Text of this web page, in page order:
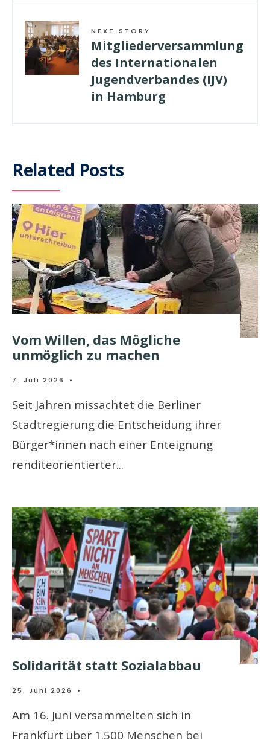
NEXT STORY
Mitgliederversammlung
des Internationalen
Jugendverbandes (IJV)
in Hamburg
Related Posts
Vom Willen, das Mögliche
unmöglich zu machen
7. Juli 2026 •
Seit Jahren missachtet die Berliner
Stadtregierung die Entscheidung ihrer
Bürger*innen nach einer Enteignung
renditeorientierter...
Solidarität statt Sozialabbau
25. Juni 2026 •
Am 16. Juni versammelten sich in
Frankfurt über 1.500 Menschen bei